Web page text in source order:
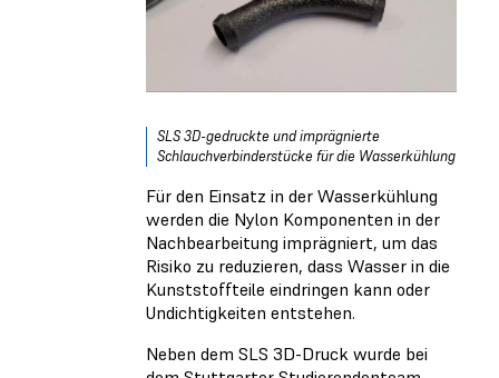
SLS 3D-gedruckte und imprägnierte
Schlauchverbinderstücke für die Wasserkühlung
Für den Einsatz in der Wasserkühlung
werden die Nylon Komponenten in der
Nachbearbeitung imprägniert, um das
Risiko zu reduzieren, dass Wasser in die
Kunststoffteile eindringen kann oder
Undichtigkeiten entstehen.
Neben dem SLS 3D-Druck wurde bei